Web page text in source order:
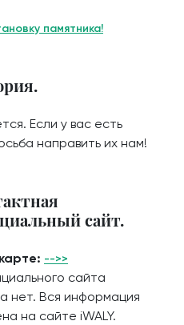
памятника!
Если у вас есть
направить их нам!
сайт.
-->>
сайта
нет. Вся информация
на сайте iWALY.